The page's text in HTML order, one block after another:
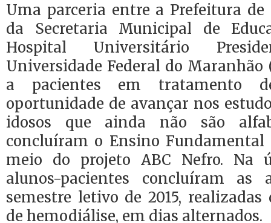
Uma parceria entre a Prefeitura de
da Secretaria Municipal de
Hospital Universitário
Universidade Federal do
a pacientes em tratamento
oportunidade de avançar nos
idosos que ainda não são
concluíram o Ensino Fundamental
meio do projeto ABC Nefro. Na
alunos-pacientes concluíram as
semestre letivo de 2015, realizadas
de hemodiálise, em dias alternados.